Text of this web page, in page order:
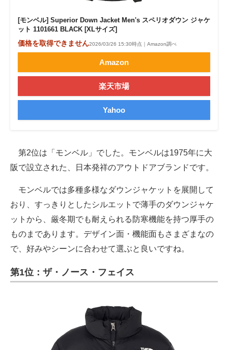
[モンベル] Superior Down Jacket Men's スペリオダウン ジャケ
ット 1101661 BLACK [XLサイズ]
価格を取得できません2026/03/26 15:30時点｜Amazon調べ
Amazon
楽天市場
Yahoo
第2位は「モンベル」でした。モンベルは1975年に大
阪で設立された、日本発祥のアウトドアブランドです。
モンベルでは多種多様なダウンジャケットを展開して
おり、すっきりとしたシルエットで薄手のダウンジャケ
ットから、厳冬期でも耐えられる防寒機能を持つ厚手の
ものまであります。デザイン面・機能面もさまざまなの
で、好みやシーンに合わせて選ぶと良いですね。
第1位：ザ・ノース・フェイス